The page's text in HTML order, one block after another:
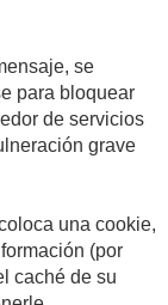
se
para bloquear
de servicios
grave
una cookie,
(por
caché de su